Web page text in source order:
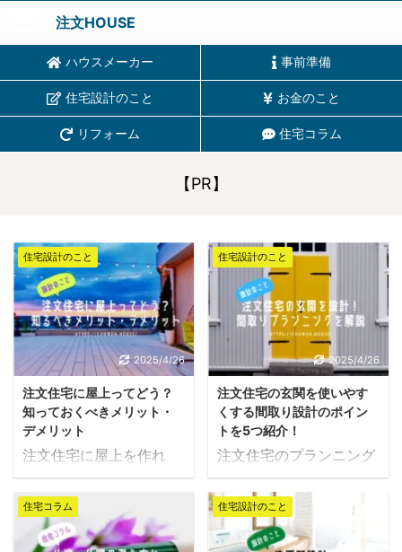
注文HOUSE
ハウスメーカー 事前準備
住宅設計のこと お金のこと
リフォーム 住宅コラム
【PR】
住宅設計のこと
2025/4/26
注文住宅に屋上ってどう？
知っておくべきメリット・
デメリット
注文住宅に屋上を作れ
ば、居住空間にアウトド
アスペースを併設できま
す。 とりわけ、狭小住宅
やフラット屋根の住宅を
住宅設計のこと
2025/4/26
注文住宅の玄関を使いやす
くする間取り設計のポイン
トを5つ紹介！
注文住宅のプランニング
は玄関を置くところから
始まります。 玄関の位置
や向きは、土地の形状や
前面道路によってある自
住宅コラム 住宅設計のこと